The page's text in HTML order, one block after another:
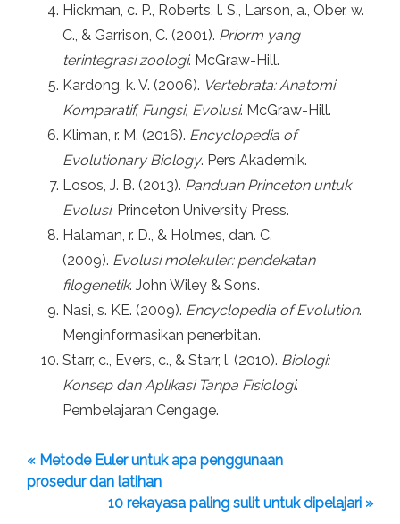
Hickman, c. P., Roberts, l. S., Larson, a., Ober, w.
C., & Garrison, C. (2001). Priorm yang
terintegrasi zoologi. McGraw-Hill.
Kardong, k. V. (2006). Vertebrata: Anatomi
Komparatif, Fungsi, Evolusi. McGraw-Hill.
Kliman, r. M. (2016). Encyclopedia of
Evolutionary Biology. Pers Akademik.
Losos, J. B. (2013). Panduan Princeton untuk
Evolusi. Princeton University Press.
Halaman, r. D., & Holmes, dan. C.
(2009). Evolusi molekuler: pendekatan
filogenetik. John Wiley & Sons.
Nasi, s. KE. (2009). Encyclopedia of Evolution.
Menginformasikan penerbitan.
Starr, c., Evers, c., & Starr, l. (2010). Biologi:
Konsep dan Aplikasi Tanpa Fisiologi.
Pembelajaran Cengage.
« Metode Euler untuk apa penggunaan
prosedur dan latihan
10 rekayasa paling sulit untuk dipelajari »